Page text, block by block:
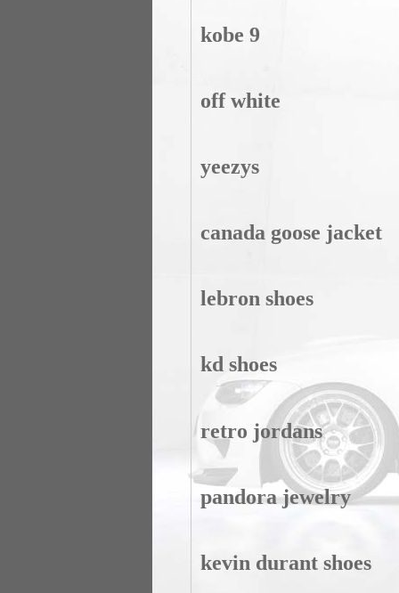
kobe 9
off white
yeezys
canada goose jacket
lebron shoes
kd shoes
retro jordans
pandora jewelry
kevin durant shoes